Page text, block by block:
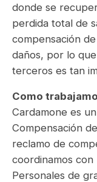
donde se
perdida total de
compensación
daños, por lo
terceros es tan
Como
Cardamone es
Compensación
reclamo de
coordinamos
Personales de